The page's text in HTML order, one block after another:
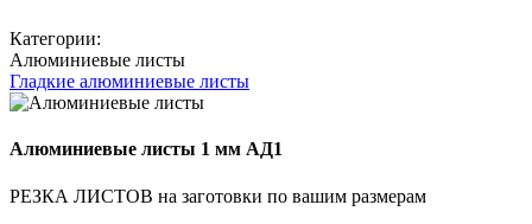
Категории:
Алюминиевые листы
Гладкие алюминиевые листы
Алюминиевые листы 1 мм АД1
РЕЗКА ЛИСТОВ на заготовки по вашим размерам